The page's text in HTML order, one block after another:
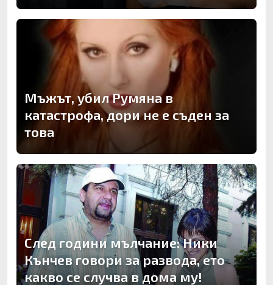
Мъжът, убил Румяна в
катастрофа, дори не е съден за
това
След години мълчание: Ники
Кънчев говори за развода, ето
какво се случва в дома му!